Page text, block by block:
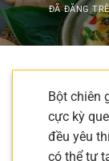
ĐÃ ĐĂNG
Bột chiên
cực kỳ
đều yêu
có thể tự